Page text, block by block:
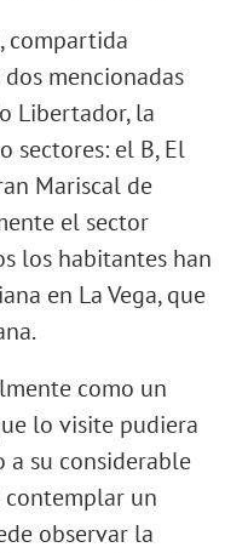
compartida
mencionadas
Libertador, la
sectores: el B, El
Mariscal de
el sector
los habitantes han
en La Vega, que
como un
lo visite pudiera
su considerable
contemplar un
observar la